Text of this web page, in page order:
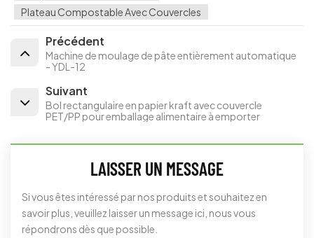
Plateau Compostable Avec Couvercles
Précédent
Machine de moulage de pâte entièrement automatique
- YDL-12
Suivant
Bol rectangulaire en papier kraft avec couvercle
PET/PP pour emballage alimentaire à emporter
LAISSER UN MESSAGE
Si vous êtes intéressé par nos produits et souhaitez en
savoir plus, veuillez laisser un message ici, nous vous
répondrons dès que possible.